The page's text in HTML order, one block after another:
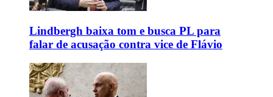
Lindbergh baixa tom e busca PL para
falar de acusação contra vice de Flávio